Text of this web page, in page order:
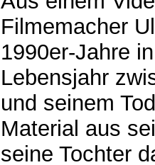
Filmemacher
1990er-Jahre
Lebensjahr
und seinem
Material aus
seine Tochter